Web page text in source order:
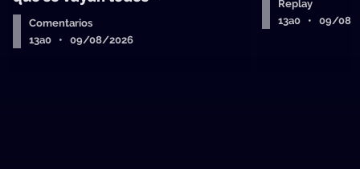
Comentarios
13a0 • 09/08/2026
Replay
13a0 • 09/08/